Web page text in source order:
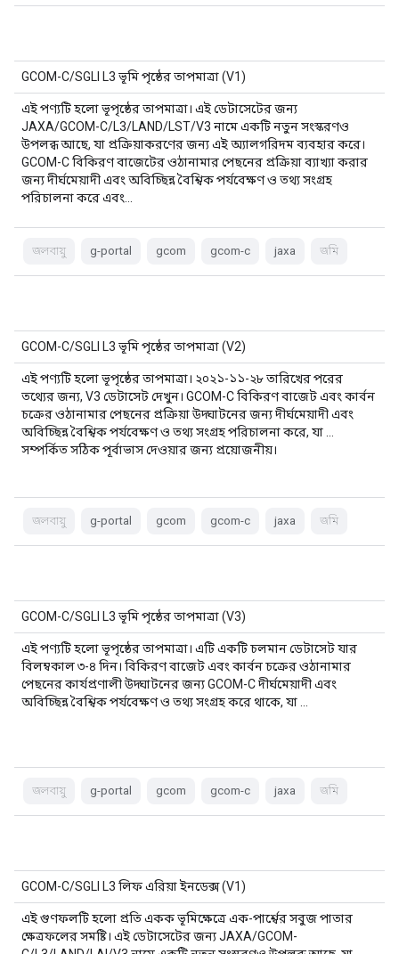
GCOM-C/SGLI L3 ভূমি পৃষ্ঠের তাপমাত্রা (V1)
এই পণ্যটি হলো ভূপৃষ্ঠের তাপমাত্রা। এই ডেটাসেটের জন্য
JAXA/GCOM-C/L3/LAND/LST/V3 নামে একটি নতুন সংস্করণও
উপলব্ধ আছে, যা প্রক্রিয়াকরণের জন্য এই অ্যালগরিদম ব্যবহার করে।
GCOM-C বিকিরণ বাজেটের ওঠানামার পেছনের প্রক্রিয়া ব্যাখ্যা করার
জন্য দীর্ঘমেয়াদী এবং অবিচ্ছিন্ন বৈশ্বিক পর্যবেক্ষণ ও তথ্য সংগ্রহ
পরিচালনা করে এবং…
জলবায়ু g-portal gcom gcom-c jaxa জমি
GCOM-C/SGLI L3 ভূমি পৃষ্ঠের তাপমাত্রা (V2)
এই পণ্যটি হলো ভূপৃষ্ঠের তাপমাত্রা। ২০২১-১১-২৮ তারিখের পরের
তথ্যের জন্য, V3 ডেটাসেট দেখুন। GCOM-C বিকিরণ বাজেট এবং কার্বন
চক্রের ওঠানামার পেছনের প্রক্রিয়া উদ্ঘাটনের জন্য দীর্ঘমেয়াদী এবং
অবিচ্ছিন্ন বৈশ্বিক পর্যবেক্ষণ ও তথ্য সংগ্রহ পরিচালনা করে, যা …
সম্পর্কিত সঠিক পূর্বাভাস দেওয়ার জন্য প্রয়োজনীয়।
জলবায়ু g-portal gcom gcom-c jaxa জমি
GCOM-C/SGLI L3 ভূমি পৃষ্ঠের তাপমাত্রা (V3)
এই পণ্যটি হলো ভূপৃষ্ঠের তাপমাত্রা। এটি একটি চলমান ডেটাসেট যার
বিলম্বকাল ৩-৪ দিন। বিকিরণ বাজেট এবং কার্বন চক্রের ওঠানামার
পেছনের কার্যপ্রণালী উদ্ঘাটনের জন্য GCOM-C দীর্ঘমেয়াদী এবং
অবিচ্ছিন্ন বৈশ্বিক পর্যবেক্ষণ ও তথ্য সংগ্রহ করে থাকে, যা …
জলবায়ু g-portal gcom gcom-c jaxa জমি
GCOM-C/SGLI L3 লিফ এরিয়া ইনডেক্স (V1)
এই গুণফলটি হলো প্রতি একক ভূমিক্ষেত্রে এক-পার্শ্বের সবুজ পাতার
ক্ষেত্রফলের সমষ্টি। এই ডেটাসেটের জন্য JAXA/GCOM-